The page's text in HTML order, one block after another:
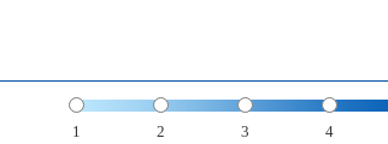
1 2 3 4